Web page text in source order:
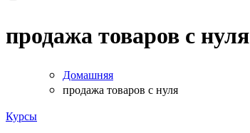
продажа товаров с нуля
Домашняя
продажа товаров с нуля
Курсы